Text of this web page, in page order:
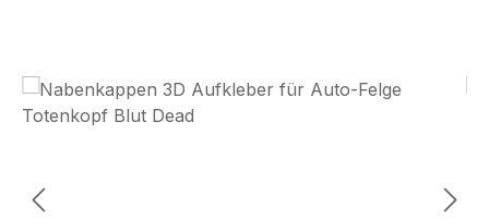
Bildergalerie überspringen